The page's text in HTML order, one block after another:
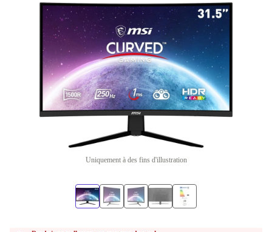
Uniquement à des fins d'illustration